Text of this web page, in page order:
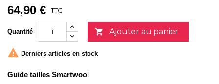
64,90 € TTC
Quantité  Ajouter au panier
 Derniers articles en stock
Guide tailles Smartwool